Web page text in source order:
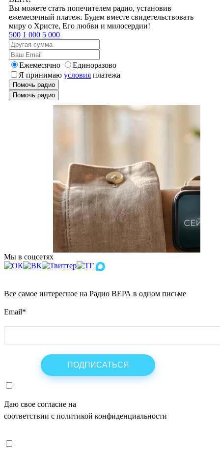
Вы можете стать попечителем радио, установив
ежемесячный платеж. Будем вместе свидетельствовать
миру о Христе, Его любви и милосердии!
500 1 000 5 000
Ежемесячно
Единоразово
Я принимаю условия платежа
Помочь радио
Помочь радио
Мы в соцсетях
Все самое интересное на Радио ВЕРА в одном письме
Email*
Даю свое согласие на
соответствии с политикой конфиденциальности